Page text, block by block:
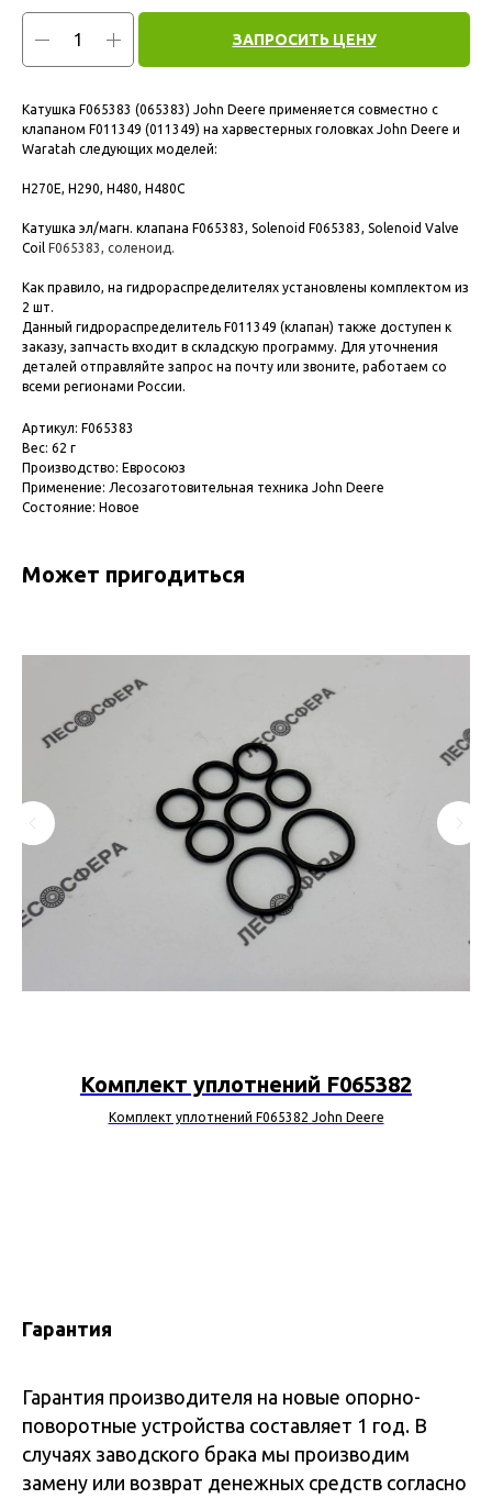
ЗАПРОСИТЬ ЦЕНУ
Катушка F065383 (065383) John Deere применяется совместно с
клапаном F011349 (011349) на харвестерных головках John Deere и
Waratah следующих моделей:
H270E, H290, H480, H480C
Катушка эл/магн. клапана F065383, Solenoid F065383, Solenoid Valve
Coil F065383, соленоид.
Как правило, на гидрораспределителях установлены комплектом из
2 шт.
Данный гидрораспределитель F011349 (клапан) также доступен к
заказу, запчасть входит в складскую программу. Для уточнения
деталей отправляйте запрос на почту или звоните, работаем со
всеми регионами России.
Артикул: F065383
Вес: 62 г
Производство: Евросоюз
Применение: Лесозаготовительная техника John Deere
Состояние: Новое
Может пригодиться
Комплект уплотнений F065382
Комплект уплотнений F065382 John Deere
Гарантия
Гарантия производителя на новые опорно-
поворотные устройства составляет 1 год. В
случаях заводского брака мы производим
замену или возврат денежных средств согласно